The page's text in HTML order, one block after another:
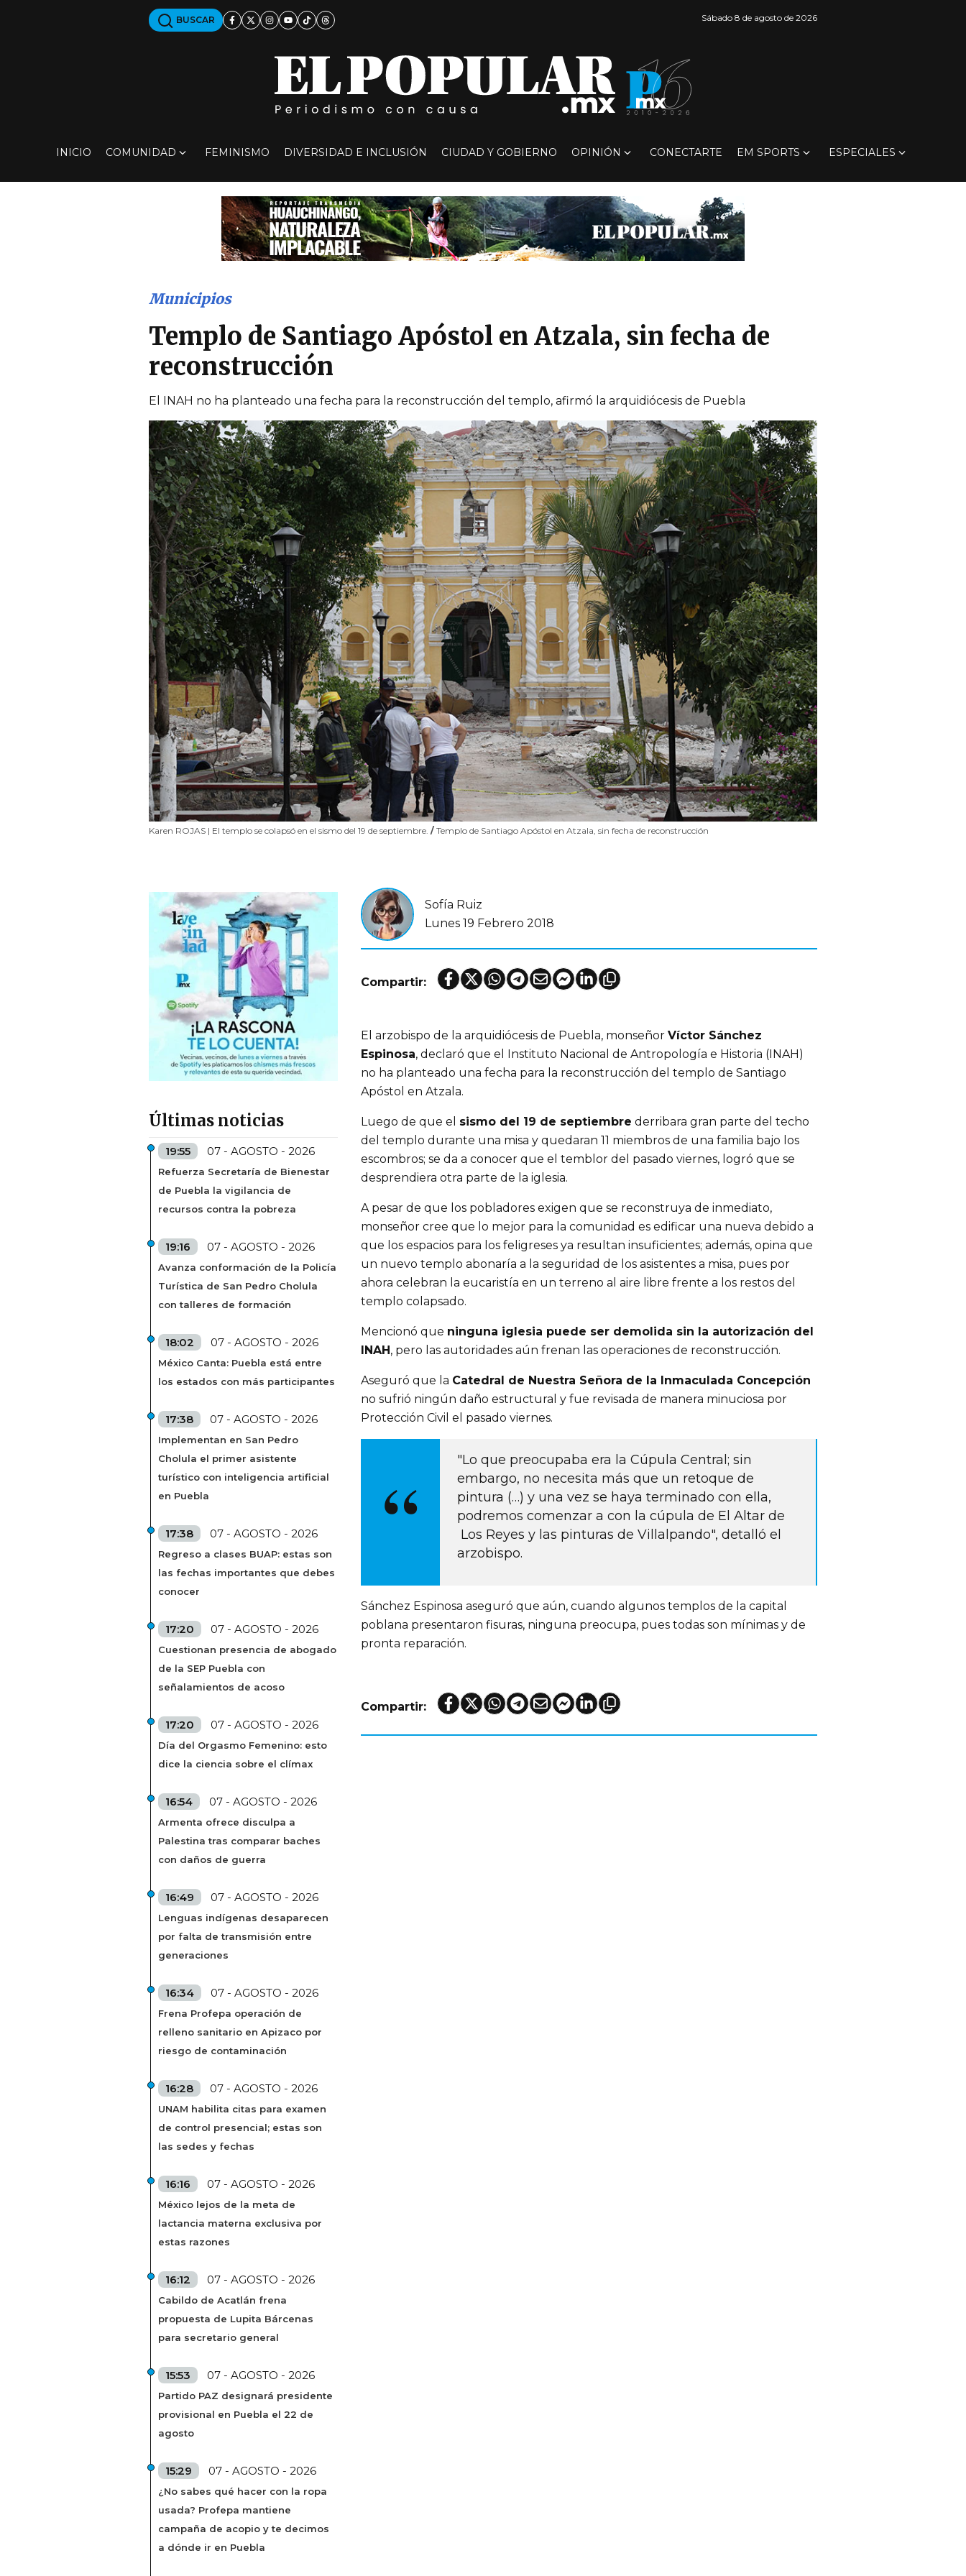
BUSCAR Sábado 8 de agosto de 2026
INICIO COMUNIDAD FEMINISMO DIVERSIDAD E INCLUSIÓN CIUDAD Y GOBIERNO OPINIÓN CONECTARTE EM SPORTS ESPECIALES
Karen ROJAS | El templo se colapsó en el sismo del 19 de septiembre. / Templo de Santiago Apóstol en Atzala, sin fecha de reconstrucción
Municipios
Templo de Santiago Apóstol en Atzala, sin fecha de
reconstrucción
El INAH no ha planteado una fecha para la reconstrucción del templo, afirmó la arquidiócesis de Puebla
Últimas noticias
19:55 07 - AGOSTO - 2026
Refuerza Secretaría de Bienestar
de Puebla la vigilancia de
recursos contra la pobreza
19:16 07 - AGOSTO - 2026
Avanza conformación de la Policía
Turística de San Pedro Cholula
con talleres de formación
18:02 07 - AGOSTO - 2026
México Canta: Puebla está entre
los estados con más participantes
17:38 07 - AGOSTO - 2026
Implementan en San Pedro
Cholula el primer asistente
turístico con inteligencia artificial
en Puebla
17:38 07 - AGOSTO - 2026
Regreso a clases BUAP: estas son
las fechas importantes que debes
conocer
17:20 07 - AGOSTO - 2026
Cuestionan presencia de abogado
de la SEP Puebla con
señalamientos de acoso
17:20 07 - AGOSTO - 2026
Día del Orgasmo Femenino: esto
dice la ciencia sobre el clímax
16:54 07 - AGOSTO - 2026
Armenta ofrece disculpa a
Palestina tras comparar baches
con daños de guerra
16:49 07 - AGOSTO - 2026
Lenguas indígenas desaparecen
por falta de transmisión entre
generaciones
16:34 07 - AGOSTO - 2026
Frena Profepa operación de
relleno sanitario en Apizaco por
riesgo de contaminación
16:28 07 - AGOSTO - 2026
UNAM habilita citas para examen
de control presencial; estas son
las sedes y fechas
16:16 07 - AGOSTO - 2026
México lejos de la meta de
lactancia materna exclusiva por
estas razones
16:12 07 - AGOSTO - 2026
Cabildo de Acatlán frena
propuesta de Lupita Bárcenas
para secretario general
15:53 07 - AGOSTO - 2026
Partido PAZ designará presidente
provisional en Puebla el 22 de
agosto
15:29 07 - AGOSTO - 2026
¿No sabes qué hacer con la ropa
usada? Profepa mantiene
campaña de acopio y te decimos
a dónde ir en Puebla
Sofía Ruiz
Lunes 19 Febrero 2018
Compartir:
El arzobispo de la arquidiócesis de Puebla, monseñor Víctor Sánchez
Espinosa, declaró que el Instituto Nacional de Antropología e Historia (INAH)
no ha planteado una fecha para la reconstrucción del templo de Santiago
Apóstol en Atzala.
Luego de que el sismo del 19 de septiembre derribara gran parte del techo
del templo durante una misa y quedaran 11 miembros de una familia bajo los
escombros; se da a conocer que el temblor del pasado viernes, logró que se
desprendiera otra parte de la iglesia.
A pesar de que los pobladores exigen que se reconstruya de inmediato,
monseñor cree que lo mejor para la comunidad es edificar una nueva debido a
que los espacios para los feligreses ya resultan insuficientes; además, opina que
un nuevo templo abonaría a la seguridad de los asistentes a misa, pues por
ahora celebran la eucaristía en un terreno al aire libre frente a los restos del
templo colapsado.
Mencionó que ninguna iglesia puede ser demolida sin la autorización del
INAH, pero las autoridades aún frenan las operaciones de reconstrucción.
Aseguró que la Catedral de Nuestra Señora de la Inmaculada Concepción
no sufrió ningún daño estructural y fue revisada de manera minuciosa por
Protección Civil el pasado viernes.
"Lo que preocupaba era la Cúpula Central; sin
embargo, no necesita más que un retoque de
pintura (…) y una vez se haya terminado con ella,
podremos comenzar a con la cúpula de El Altar de
Los Reyes y las pinturas de Villalpando", detalló el
arzobispo.
Sánchez Espinosa aseguró que aún, cuando algunos templos de la capital
poblana presentaron fisuras, ninguna preocupa, pues todas son mínimas y de
pronta reparación.
Compartir: